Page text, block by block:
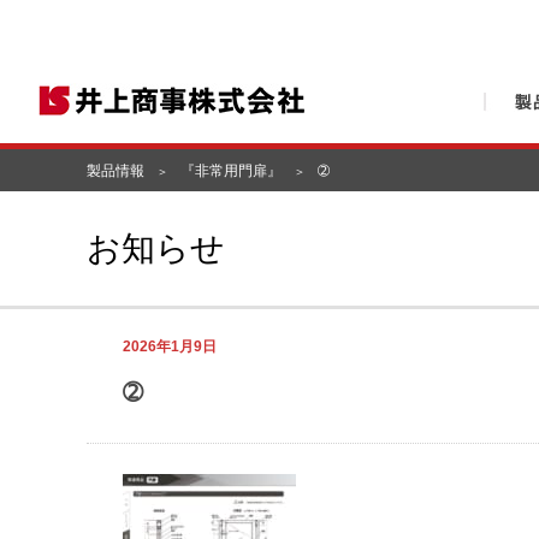
製品情報 『非常用門扉』 ➁
お知らせ
2026年1月9日
➁